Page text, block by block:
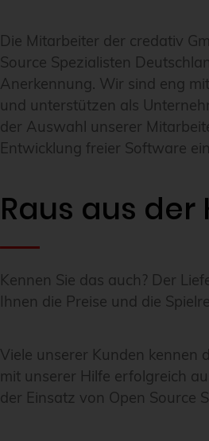
Die Mitarbeiter der credativ
Source Spezialisten
Anerkennung. Wir sind eng
und unterstützen als
der Auswahl unserer
Entwicklung freier Software
Raus aus
Kennen Sie das auch? Der
Ihnen die Preise und die
Viele unserer Kunden kennen
mit unserer Hilfe erfolgreich
der Einsatz von Open Source